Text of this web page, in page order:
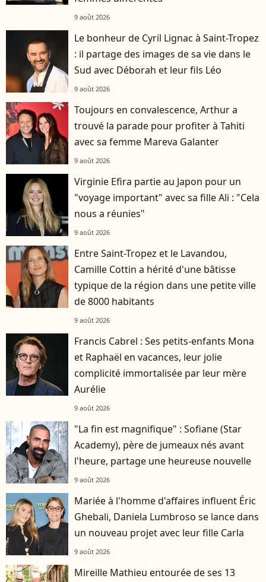
9 août 2026
Le bonheur de Cyril Lignac à Saint-Tropez
: il partage des images de sa vie dans le
Sud avec Déborah et leur fils Léo
9 août 2026
Toujours en convalescence, Arthur a
trouvé la parade pour profiter à Tahiti
avec sa femme Mareva Galanter
9 août 2026
Virginie Efira partie au Japon pour un
"voyage important" avec sa fille Ali : "Cela
nous a réunies"
9 août 2026
Entre Saint-Tropez et le Lavandou,
Camille Cottin a hérité d'une bâtisse
typique de la région dans une petite ville
de 8000 habitants
9 août 2026
Francis Cabrel : Ses petits-enfants Mona
et Raphaël en vacances, leur jolie
complicité immortalisée par leur mère
Aurélie
9 août 2026
"La fin est magnifique" : Sofiane (Star
Academy), père de jumeaux nés avant
l'heure, partage une heureuse nouvelle
9 août 2026
Mariée à l'homme d'affaires influent Éric
Ghebali, Daniela Lumbroso se lance dans
un nouveau projet avec leur fille Carla
9 août 2026
Mireille Mathieu entourée de ses 13